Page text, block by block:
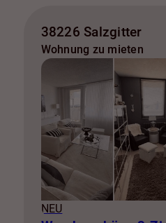
38226 Salzgitter
Wohnung zu mieten
NEU